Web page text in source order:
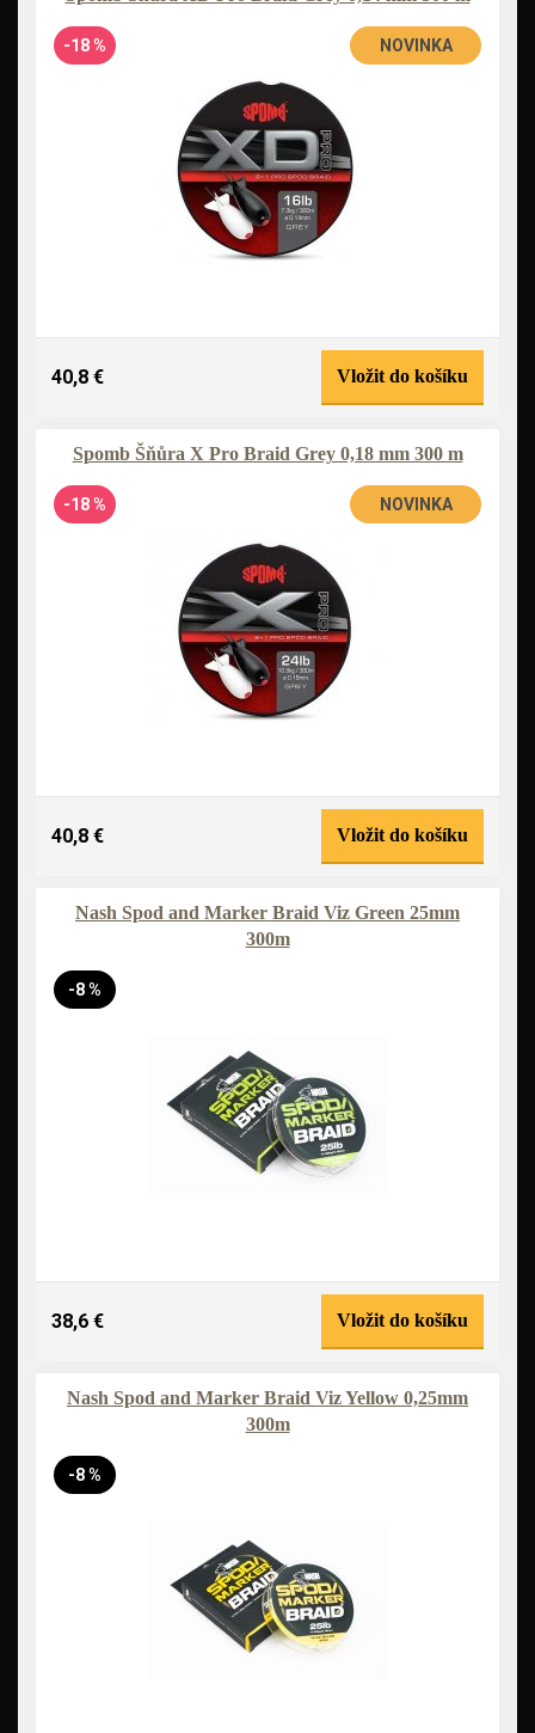
-18 % NOVINKA
40,8 € Vložit do košíku
Spomb Šňůra X Pro Braid Grey 0,18 mm 300 m
-18 % NOVINKA
40,8 € Vložit do košíku
Nash Spod and Marker Braid Viz Green 25mm
300m
-8 %
38,6 € Vložit do košíku
Nash Spod and Marker Braid Viz Yellow 0,25mm
300m
-8 %